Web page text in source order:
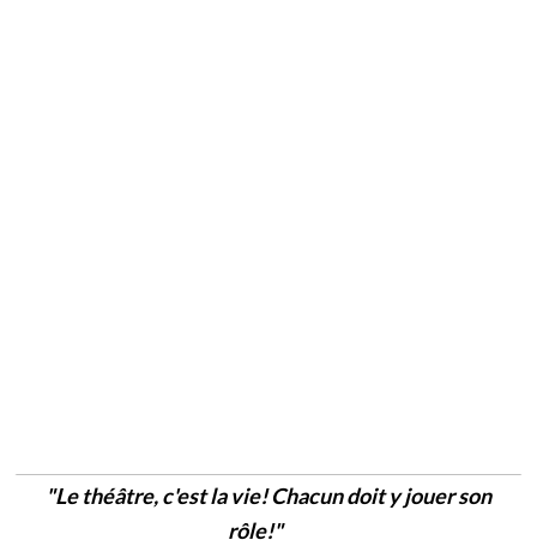
"Le théâtre, c'est la vie! Chacun doit y jouer son
rôle!"